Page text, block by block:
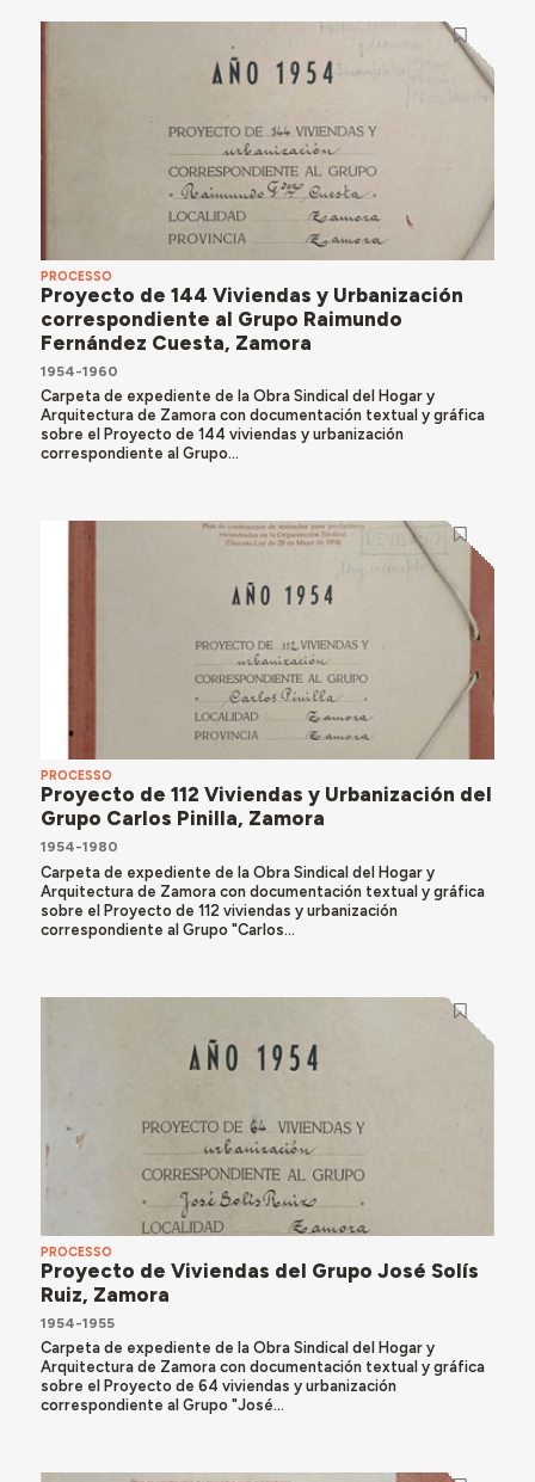
PROCESSO
Proyecto de 144 Viviendas y Urbanización
correspondiente al Grupo Raimundo
Fernández Cuesta, Zamora
1954-1960
Carpeta de expediente de la Obra Sindical del Hogar y
Arquitectura de Zamora con documentación textual y gráfica
sobre el Proyecto de 144 viviendas y urbanización
correspondiente al Grupo...
PROCESSO
Proyecto de 112 Viviendas y Urbanización del
Grupo Carlos Pinilla, Zamora
1954-1980
Carpeta de expediente de la Obra Sindical del Hogar y
Arquitectura de Zamora con documentación textual y gráfica
sobre el Proyecto de 112 viviendas y urbanización
correspondiente al Grupo "Carlos...
PROCESSO
Proyecto de Viviendas del Grupo José Solís
Ruiz, Zamora
1954-1955
Carpeta de expediente de la Obra Sindical del Hogar y
Arquitectura de Zamora con documentación textual y gráfica
sobre el Proyecto de 64 viviendas y urbanización
correspondiente al Grupo "José...